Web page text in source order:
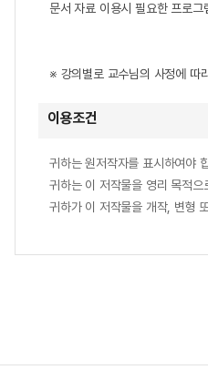
문서 자료 이용시 필요한 프로그
※ 강의별로 교수님의 사정에 따
이용조건
귀하는 원저작자를 표시하여야
귀하는 이 저작물을 영리 목적으
귀하가 이 저작물을 개작, 변형